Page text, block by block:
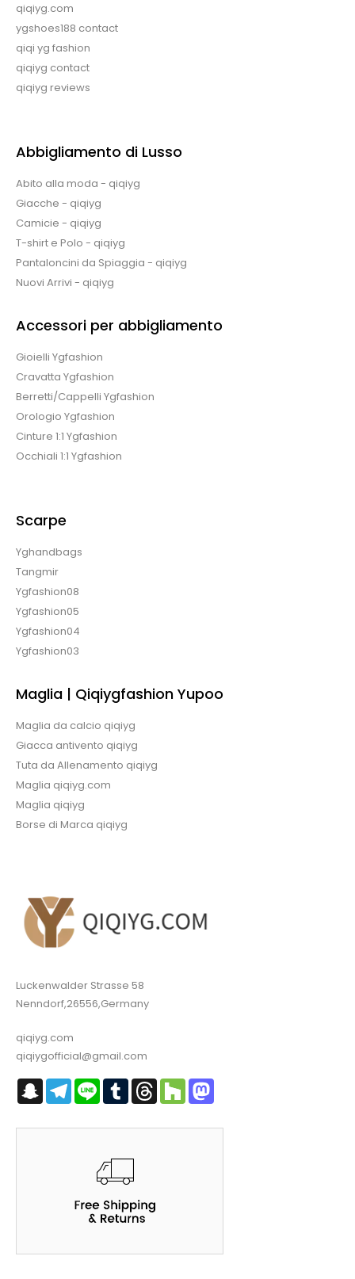
qiqiyg.com
ygshoes188 contact
qiqi yg fashion
qiqiyg contact
qiqiyg reviews
Abbigliamento di Lusso
Abito alla moda - qiqiyg
Giacche - qiqiyg
Camicie - qiqiyg
T-shirt e Polo - qiqiyg
Pantaloncini da Spiaggia - qiqiyg
Nuovi Arrivi - qiqiyg
Accessori per abbigliamento
Gioielli Ygfashion
Cravatta Ygfashion
Berretti/Cappelli Ygfashion
Orologio Ygfashion
Cinture 1:1 Ygfashion
Occhiali 1:1 Ygfashion
Scarpe
Yghandbags
Tangmir
Ygfashion08
Ygfashion05
Ygfashion04
Ygfashion03
Maglia | Qiqiygfashion Yupoo
Maglia da calcio qiqiyg
Giacca antivento qiqiyg
Tuta da Allenamento qiqiyg
Maglia qiqiyg.com
Maglia qiqiyg
Borse di Marca qiqiyg
Luckenwalder Strasse 58
Nenndorf,26556,Germany
qiqiyg.com
qiqiygofficial@gmail.com
SnapchatTelegram
Line TumblrThreadsHouzz